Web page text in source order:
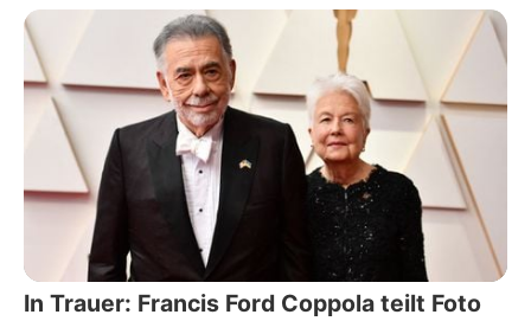
In Trauer: Francis Ford Coppola teilt Foto